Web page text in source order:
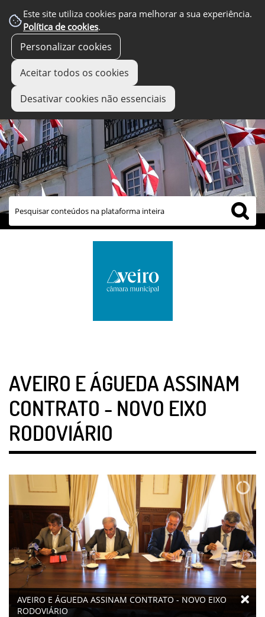
Este site utiliza cookies para melhorar a sua experiência.
Política de cookies.
Personalizar cookies
Aceitar todos os cookies
Desativar cookies não essenciais
links úteis
AVEIRO E ÁGUEDA ASSINAM
CONTRATO - NOVO EIXO
RODOVIÁRIO
AVEIRO E ÁGUEDA ASSINAM CONTRATO - NOVO EIXO
RODOVIÁRIO